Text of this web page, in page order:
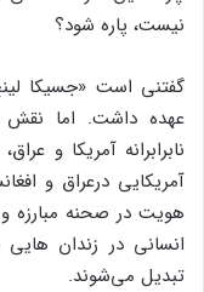
نیست، پاره شود؟
گفتنی است «جسیکا
عهده داشت. اما
نابرابرانه آمریکا و
آمریکایی درعراق و
هویت در صحنه مبارزه
انسانی در زندان
تبدیل می‌شوند.